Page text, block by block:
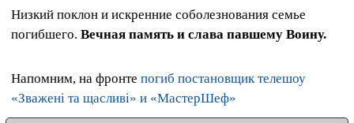
Низкий поклон и искренние соболезнования семье
погибшего. Вечная память и слава павшему Воину.
Напомним, на фронте погиб постановщик телешоу
«Зважені та щасливі» и «МастерШеф»